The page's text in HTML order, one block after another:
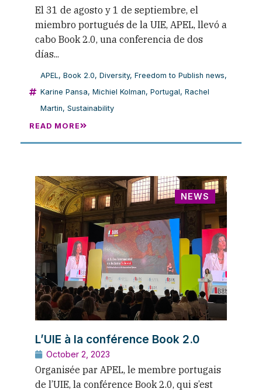
El 31 de agosto y 1 de septiembre, el
miembro portugués de la UIE, APEL, llevó a
cabo Book 2.0, una conferencia de dos
días...
APEL , Book 2.0, Diversity, Freedom to Publish news,
Karine Pansa, Michiel Kolman, Portugal, Rachel
Martin, Sustainability
READ MORE
NEWS
L’UIE à la conférence Book 2.0
October 2, 2023
Organisée par APEL, le membre portugais
de l’UIE, la conférence Book 2.0, qui s’est